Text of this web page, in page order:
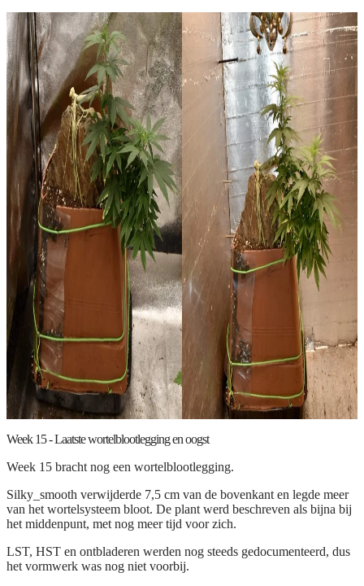
Week 15 - Laatste wortelblootlegging en oogst
Week 15 bracht nog een wortelblootlegging.
Silky_smooth verwijderde 7,5 cm van de bovenkant en legde meer
van het wortelsysteem bloot. De plant werd beschreven als bijna bij
het middenpunt, met nog meer tijd voor zich.
LST, HST en ontbladeren werden nog steeds gedocumenteerd, dus
het vormwerk was nog niet voorbij.